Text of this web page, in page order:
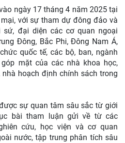
ngày 17 tháng 4 năm 2025 tại
với sự tham dự đông đảo và
đại diện các cơ quan ngoại
Đông, Bắc Phi, Đông Nam Á,
quốc tế, các bộ, ban, ngành
mặt của các nhà khoa học,
hoạch định chính sách trong
sự quan tâm sâu sắc từ giới
bài tham luận gửi về từ các
cứu, học viện và cơ quan
nước, tập trung phân tích sâu